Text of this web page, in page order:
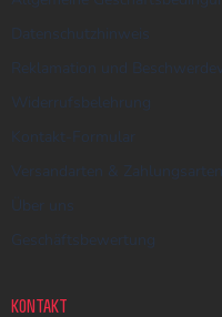
Datenschutzhinweis
Reklamation und
Widerrufsbelehrung
Kontakt-Formular
Versandarten & Zahlungsarten
Über uns
Geschäftsbewertung
KONTAKT